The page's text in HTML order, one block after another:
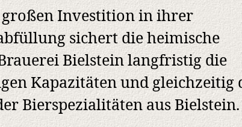
Investition in ihrer
sichert die heimische
Bielstein langfristig die
Kapazitäten und gleichzeitig
Bierspezialitäten aus Bielstein.